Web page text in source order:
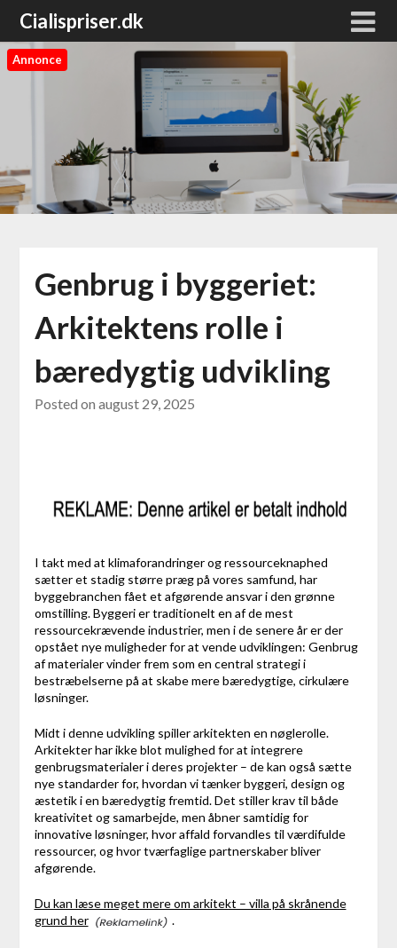
Cialispriser.dk
Annonce
Genbrug i byggeriet:
Arkitektens rolle i
bæredygtig udvikling
Posted on august 29, 2025
I takt med at klimaforandringer og ressourceknaphed
sætter et stadig større præg på vores samfund, har
byggebranchen fået et afgørende ansvar i den grønne
omstilling. Byggeri er traditionelt en af de mest
ressourcekrævende industrier, men i de senere år er der
opstået nye muligheder for at vende udviklingen: Genbrug
af materialer vinder frem som en central strategi i
bestræbelserne på at skabe mere bæredygtige, cirkulære
løsninger.
Midt i denne udvikling spiller arkitekten en nøglerolle.
Arkitekter har ikke blot mulighed for at integrere
genbrugsmaterialer i deres projekter – de kan også sætte
nye standarder for, hvordan vi tænker byggeri, design og
æstetik i en bæredygtig fremtid. Det stiller krav til både
kreativitet og samarbejde, men åbner samtidig for
innovative løsninger, hvor affald forvandles til værdifulde
ressourcer, og hvor tværfaglige partnerskaber bliver
afgørende.
Du kan læse meget mere om arkitekt – villa på skrånende
grund her
.